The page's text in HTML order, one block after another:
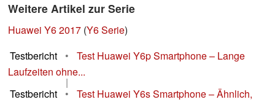
Weitere Artikel zur Serie
Huawei Y6 2017 (Y6 Serie)
Testbericht
•
Test Huawei Y6p Smartphone – Lange
Laufzeiten ohne...
|
Testbericht
•
Test Huawei Y6s Smartphone – Ähnlich,